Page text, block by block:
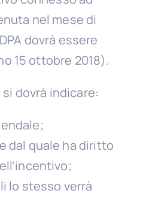
nel mese di
dovrà essere
15 ottobre 2018).
dovrà indicare:
dal quale ha diritto
lo stesso verrà